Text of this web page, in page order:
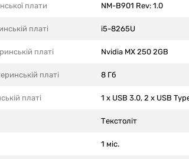
плати NM-B901 Rev: 1.0
платі i5-8265U
платі Nvidia MX 250 2GB
платі 8 Гб
платі 1 x USB 3.0, 2 x USB
Текстоліт
1 міс.